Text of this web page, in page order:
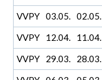
VVPY 03.05. 02.05.
VVPY
12.04. 11.04.
VVPY
29.03. 28.03.